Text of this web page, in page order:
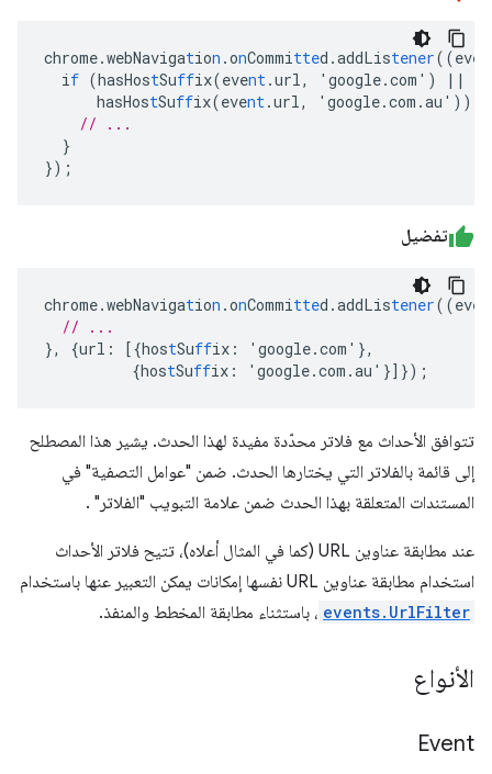
chrome.webNavigation .onCommitted.addListener((eve
if (hasHostSuffix(event.url, 'google.com')
||
hasHostSuffix(event.url, 'google.com.au'))
// ...
}
});
تفضيل
chrome.webNavigation .onCommitted.addListener((eve
// ...
},
{url : [{hostSuffix : 'google.com' },
{hostSuffix : 'google.com.au' }]});
تتوافق الأحداث مع فلاتر محدّدة مفيدة لهذا الحدث. يشير هذا المصطلح
إلى قائمة بالفلاتر التي يختارها الحدث. ضمن "عوامل التصفية" في
المستندات المتعلقة بهذا الحدث ضمن علامة التبويب "الفلاتر" .
عند مطابقة عناوين URL (كما في المثال أعلاه)، تتيح فلاتر الأحداث
استخدام مطابقة عناوين URL نفسها إمكانات يمكن التعبير عنها باستخدام
events.UrlFilter ، باستثناء مطابقة المخطط والمنفذ.
الأنواع
Event